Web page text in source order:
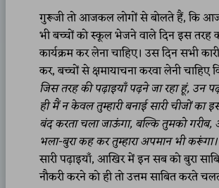
गुरूजी तो आजकल लोगों से बोलते हैं, कि
भी बच्चों को स्कूल भेजने वाले दिन इस तरह
कार्यक्रम कर लेना चाहिए। उस दिन सभी
कर, बच्चों से क्षमायाचना करवा लेनी चाहिए
जिस तरह की पढ़ाइयाँ पढ़ने जा रहा हूं, उन
ही मैं न केवल तुम्हारी बनाई सारी चीजों का
बंद करता चला जाऊंगा, बल्कि तुमको
भला-बुरा कह कर तुम्हारा अपमान भी करूंगा।
सारी पढ़ाइयाँ, आखिर में इन सब को बुरा
नौकरी करने को ही तो उत्तम साबित करते